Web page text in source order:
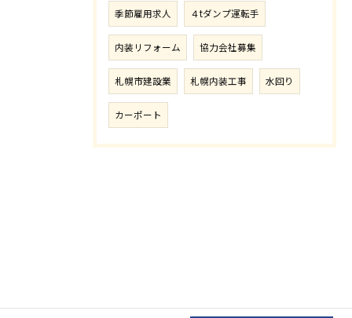
季節雇用求人 ４tダンプ運転手
内装リフォーム 協力会社募集
札幌市建設業 札幌内装工事 水回り
カーポート